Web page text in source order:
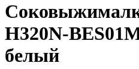
H320N-
белый